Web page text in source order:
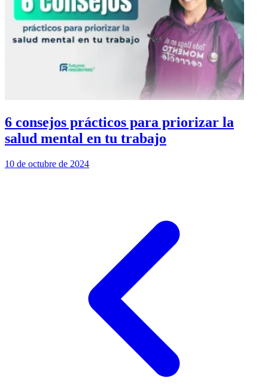
6 consejos prácticos para priorizar la
salud mental en tu trabajo
10 de octubre de 2024